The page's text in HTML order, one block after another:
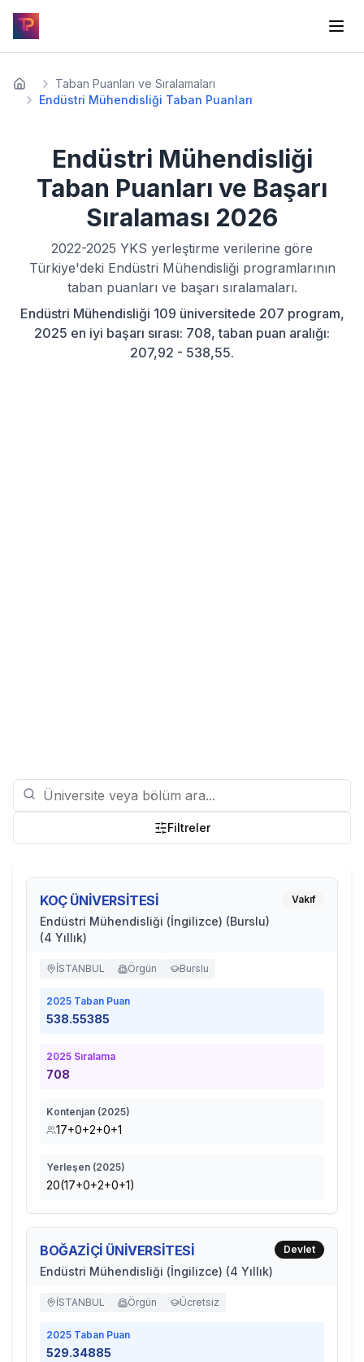
Taban Puanları ve Sıralamaları
Endüstri Mühendisliği Taban Puanları
Endüstri Mühendisliği
Taban Puanları ve Başarı
Sıralaması 2026
2022-2025 YKS yerleştirme verilerine göre
Türkiye'deki Endüstri Mühendisliği programlarının
taban puanları ve başarı sıralamaları.
Endüstri Mühendisliği 109 üniversitede 207 program,
2025 en iyi başarı sırası: 708, taban puan aralığı:
207,92 - 538,55.
Filtreler
KOÇ ÜNİVERSİTESİ
Endüstri Mühendisliği (İngilizce) (Burslu)
(4 Yıllık)
Vakıf
İSTANBUL Örgün Burslu
2025 Taban Puan
538.55385
2025 Sıralama
708
Kontenjan (2025)
17+0+2+0+1
Yerleşen (2025)
20(17+0+2+0+1)
BOĞAZİÇİ ÜNİVERSİTESİ
Endüstri Mühendisliği (İngilizce) (4 Yıllık)
Devlet
İSTANBUL Örgün Ücretsiz
2025 Taban Puan
529.34885